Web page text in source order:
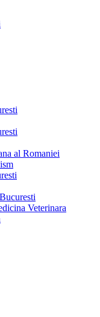
al Romaniei
Veterinara